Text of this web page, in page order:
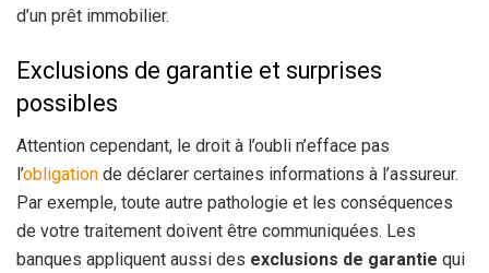
d’un prêt immobilier.
Exclusions de garantie et surprises
possibles
Attention cependant, le droit à l’oubli n’efface pas
l’obligation de déclarer certaines informations à l’assureur.
Par exemple, toute autre pathologie et les conséquences
de votre traitement doivent être communiquées. Les
banques appliquent aussi des exclusions de garantie qui